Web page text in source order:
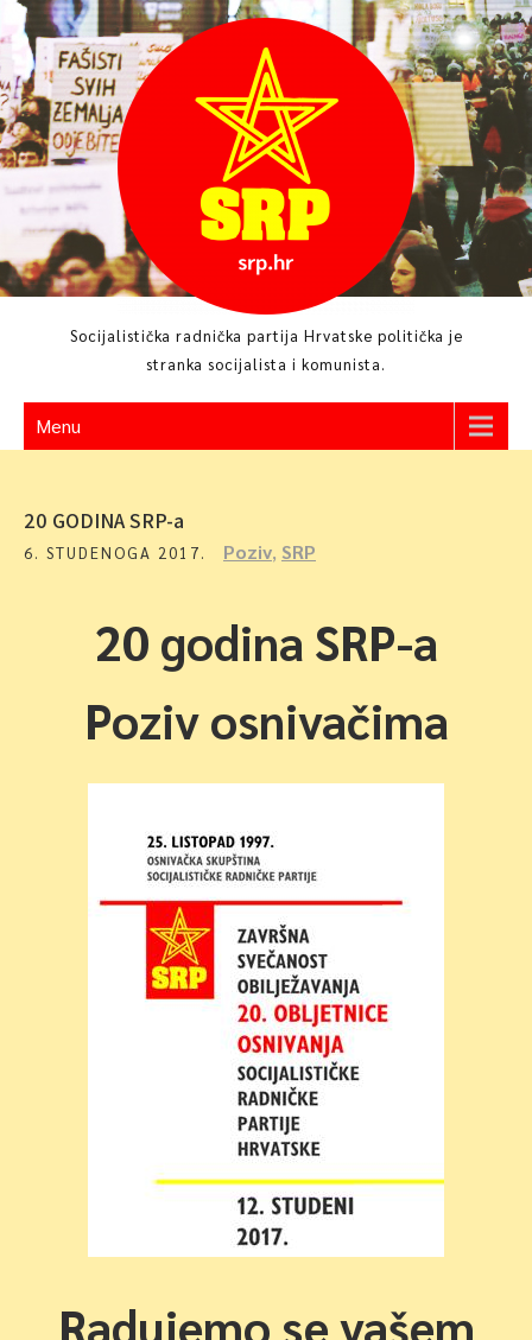
Skip
to
content
Socijalistička radnička partija Hrvatske politička je
stranka socijalista i komunista.
Menu
20 GODINA SRP-a
6. STUDENOGA 2017. Poziv, SRP
20 godina SRP-a
Poziv osnivačima
Radujemo se vašem